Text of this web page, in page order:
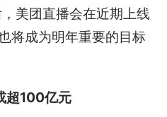
美团直播会在近期上线
将成为明年重要的目标
超100亿元